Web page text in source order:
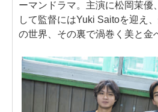
ーマンドラマ。主演に松岡茉優
して監督にはYuki Saitoを迎え
の世界、その裏で渦巻く美と金